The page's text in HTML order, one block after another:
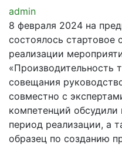
admin
8 февраля 2024 на
состоялось стартовое
реализации
«Производительность
совещания
совместно с
компетенций обсудили
период реализации, а
образец по созданию